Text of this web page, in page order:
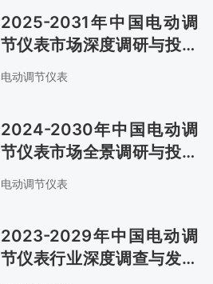
2025-2031年中国电动调
节仪表市场深度调研与投资
前景预测报告
电动调节仪表
2024-2030年中国电动调
节仪表市场全景调研与投资
前景分析报告
电动调节仪表
2023-2029年中国电动调
节仪表行业深度调查与发展